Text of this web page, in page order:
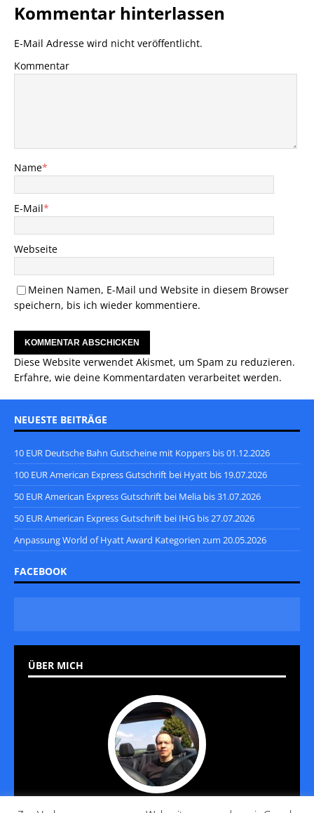
Kommentar hinterlassen
E-Mail Adresse wird nicht veröffentlicht.
Kommentar
Name*
E-Mail*
Webseite
Meinen Namen, E-Mail und Website in diesem Browser
speichern, bis ich wieder kommentiere.
Diese Website verwendet Akismet, um Spam zu reduzieren.
Erfahre, wie deine Kommentardaten verarbeitet werden.
NEUESTE BEITRÄGE
10 EUR Deutsche Bahn Gutscheine mit Koppers bis 01.12.2026
100 EUR American Express Gutschrift bei Hyatt bis 19.07.2026
50 EUR American Express Gutschrift bei Melia bis 31.07.2026
50 EUR American Express Gutschrift bei IHG bis 27.07.2026
Anpassung World of Hyatt Award Kategorien zum 20.05.2026
FACEBOOK
ÜBER MICH